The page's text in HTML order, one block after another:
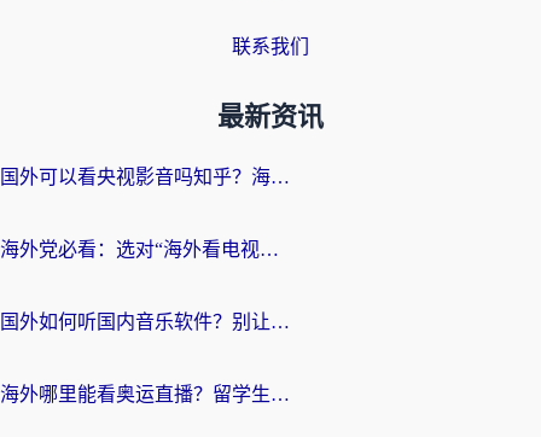
联系我们
最新资讯
国外可以看央视影音吗知乎？海外党亲测有效的回国加速方案
海外党必看：选对“海外看电视剧软件”，再也不用愁国内剧刷不了
国外如何听国内音乐软件？别让地域限制，断了你的中文歌单
海外哪里能看奥运直播？留学生&海外华人必看的体育赛事观赛终极指南